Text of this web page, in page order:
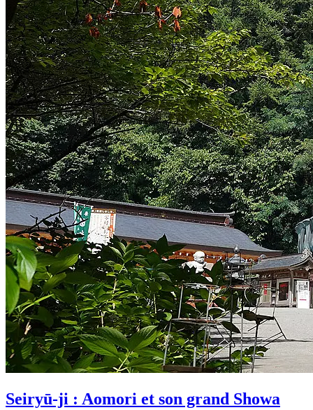
Seiryū-ji : Aomori et son grand Showa